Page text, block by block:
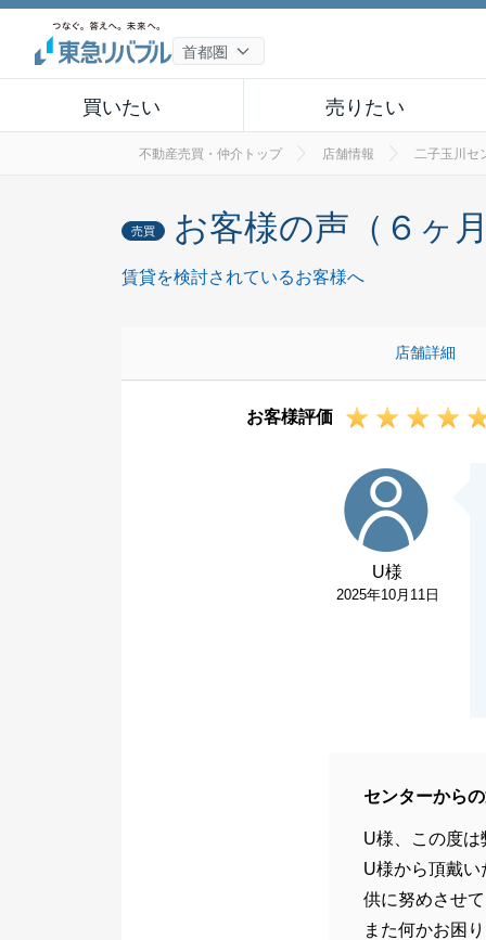
買いたい 売りたい
不動産売買・仲介トップ 店舗情報 二子玉川セ
売買 お客様の声（６ヶ
賃貸を検討されているお客様へ
店舗詳細
お客様評価
U様
2025年10月11日
センターから
U様、この度
U様から頂戴
供に努めさせ
また何かお困